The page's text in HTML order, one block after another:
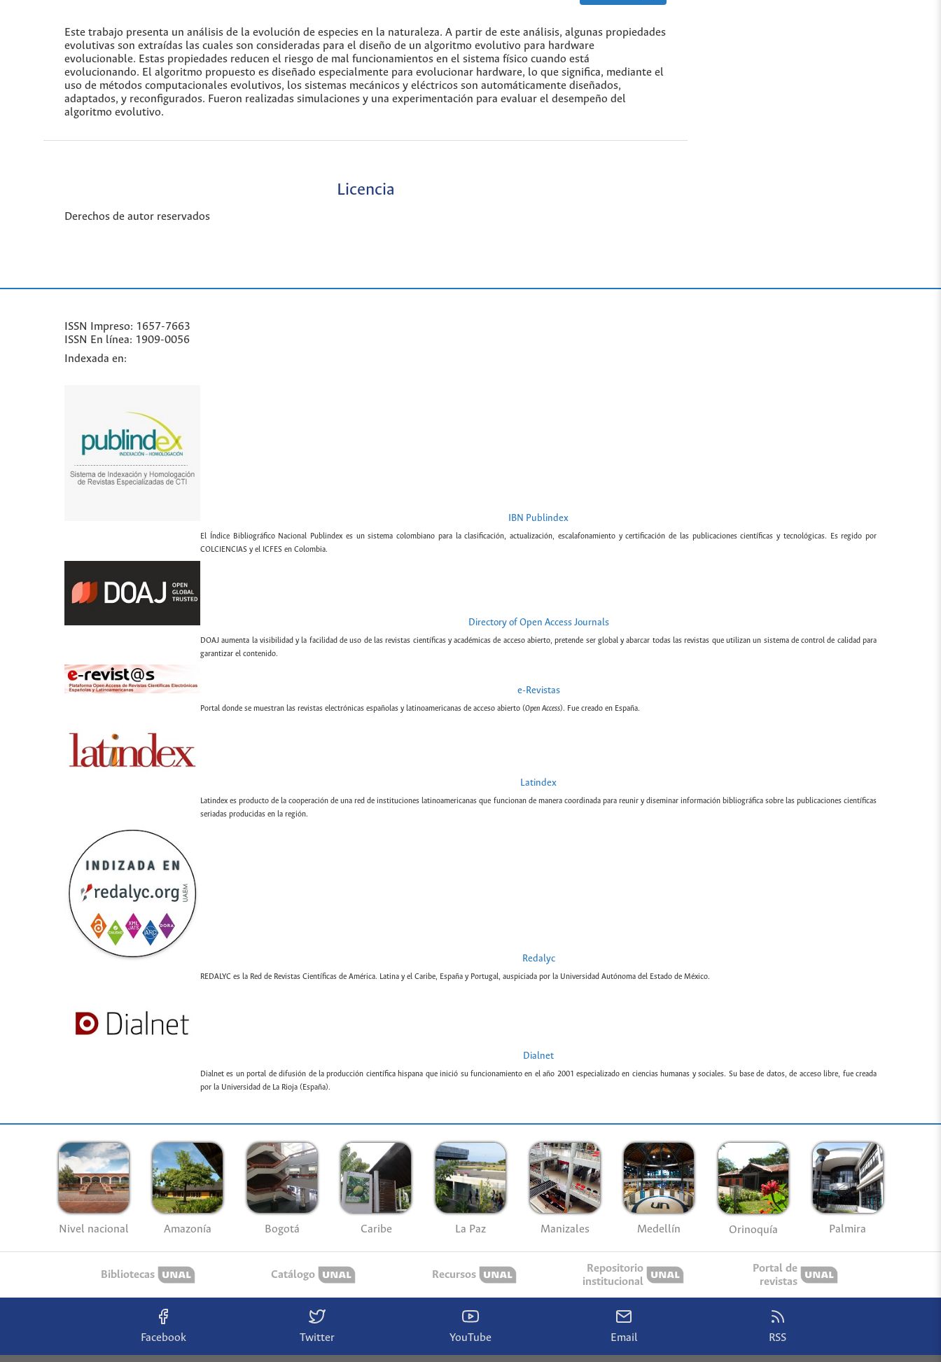
Este trabajo presenta un análisis de la evolución de especies en la naturaleza. A partir de este análisis, algunas propiedades
evolutivas son extraídas las cuales son consideradas para el diseño de un algoritmo evolutivo para hardware
evolucionable. Estas propiedades reducen el riesgo de mal funcionamientos en el sistema físico cuando está
evolucionando. El algoritmo propuesto es diseñado especialmente para evolucionar hardware, lo que significa, mediante el
uso de métodos computacionales evolutivos, los sistemas mecánicos y eléctricos son automáticamente diseñados,
adaptados, y reconfigurados. Fueron realizadas simulaciones y una experimentación para evaluar el desempeño del
algoritmo evolutivo.
Licencia
Derechos de autor reservados
ISSN Impreso: 1657-7663
ISSN En línea: 1909-0056
Indexada en:
IBN Publindex
El Índice Bibliográfico Nacional Publindex es un sistema colombiano para la clasificación, actualización, escalafonamiento y certificación de las publicaciones científicas y tecnológicas. Es regido por
COLCIENCIAS y el ICFES en Colombia.
Directory of Open Access Journals
DOAJ aumenta la visibilidad y la facilidad de uso de las revistas científicas y académicas de acceso abierto, pretende ser global y abarcar todas las revistas que utilizan un sistema de control de calidad para
garantizar el contenido.
e-Revistas
Portal donde se muestran las revistas electrónicas españolas y latinoamericanas de acceso abierto (Open Access). Fue creado en España.
Latindex
Latindex es producto de la cooperación de una red de instituciones latinoamericanas que funcionan de manera coordinada para reunir y diseminar información bibliográfica sobre las publicaciones científicas
seriadas producidas en la región.
Redalyc
REDALYC es la Red de Revistas Científicas de América. Latina y el Caribe, España y Portugal, auspiciada por la Universidad Autónoma del Estado de México.
Dialnet
Dialnet es un portal de difusión de la producción científica hispana que inició su funcionamiento en el año 2001 especializado en ciencias humanas y sociales. Su base de datos, de acceso libre, fue creada
por la Universidad de La Rioja (España).
Nivel nacional Amazonía Bogotá Caribe La Paz Manizales Medellín Orinoquía Palmira
Bibliotecas Catálogo Recursos
Repositorio
institucional
Portal de
revistas
Facebook Twitter YouTube Email RSS